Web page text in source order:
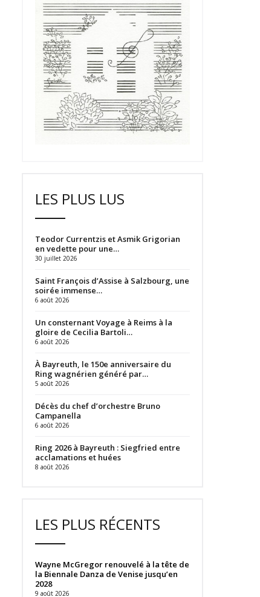
LES PLUS LUS
Teodor Currentzis et Asmik Grigorian
en vedette pour une…
30 juillet 2026
Saint François d’Assise à Salzbourg, une
soirée immense…
6 août 2026
Un consternant Voyage à Reims à la
gloire de Cecilia Bartoli…
6 août 2026
À Bayreuth, le 150e anniversaire du
Ring wagnérien généré par…
5 août 2026
Décès du chef d’orchestre Bruno
Campanella
6 août 2026
Ring 2026 à Bayreuth : Siegfried entre
acclamations et huées
8 août 2026
LES PLUS RÉCENTS
Wayne McGregor renouvelé à la tête de
la Biennale Danza de Venise jusqu’en
2028
9 août 2026